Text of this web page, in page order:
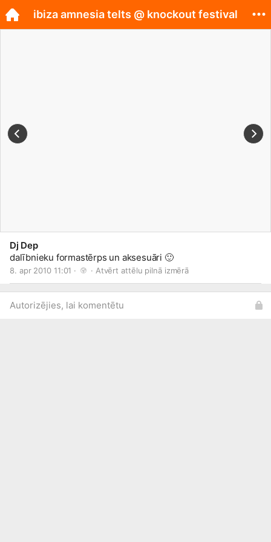
Dj Dep
dalībnieku formastērps un aksesuāri 🙂
8. apr 2010 11:01 · · Atvērt attēlu pilnā izmērā
Autorizējies, lai komentētu
ibiza amnesia telts @ knockout festival